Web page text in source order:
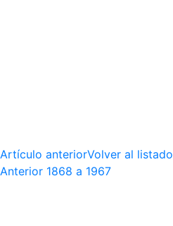
Artículo anteriorVolver al listado
Anterior 1868 a 1967